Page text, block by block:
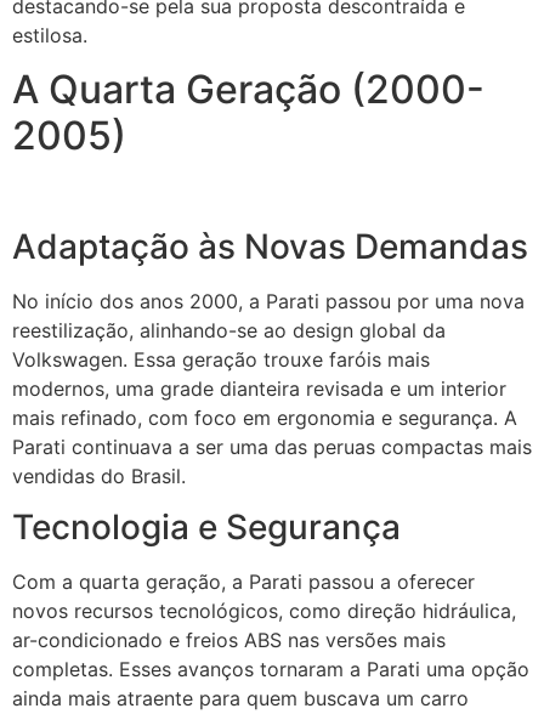
destacando-se pela sua proposta descontraída e
estilosa.
A Quarta Geração (2000-
2005)
Adaptação às Novas Demandas
No início dos anos 2000, a Parati passou por uma nova
reestilização, alinhando-se ao design global da
Volkswagen. Essa geração trouxe faróis mais
modernos, uma grade dianteira revisada e um interior
mais refinado, com foco em ergonomia e segurança. A
Parati continuava a ser uma das peruas compactas mais
vendidas do Brasil.
Tecnologia e Segurança
Com a quarta geração, a Parati passou a oferecer
novos recursos tecnológicos, como direção hidráulica,
ar-condicionado e freios ABS nas versões mais
completas. Esses avanços tornaram a Parati uma opção
ainda mais atraente para quem buscava um carro